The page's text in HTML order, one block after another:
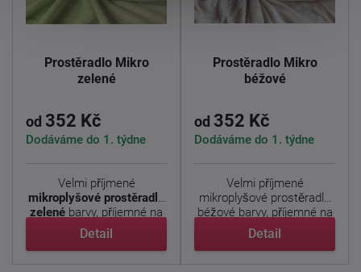
Prostěradlo Mikro
zelené
od 352 Kč
Dodáváme do 1. týdne
Velmi příjmené
mikroplyšové prostěradlo
zelené barvy, příjemné na
...
Detail
Prostěradlo Mikro
béžové
od 352 Kč
Dodáváme do 1. týdne
Velmi příjmené
mikroplyšové prostěradlo
béžové barvy, příjemné na
...
Detail